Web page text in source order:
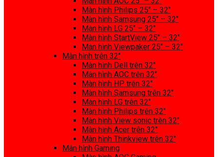
Màn hình Philips 25″ – 32″
Màn hình Samsung 25″ – 32″
Màn hình LG 25″ – 32″
Màn hình StartView 25″ – 32″
Màn hình Viewpaker 25″ – 32″
Màn hình trên 32″
Màn hình Dell trên 32″
Màn hình AOC trên 32″
Màn hình HP trên 32″
Màn hình Samsung trên 32″
Màn hình LG trên 32″
Màn hình Philips trên 32″
Màn hình View sonic trên 32″
Màn hình Acer trên 32″
Màn hình Thinkview trên 32″
Màn hình Gaming